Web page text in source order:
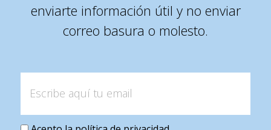
enviarte información útil y no enviar
correo basura o molesto.